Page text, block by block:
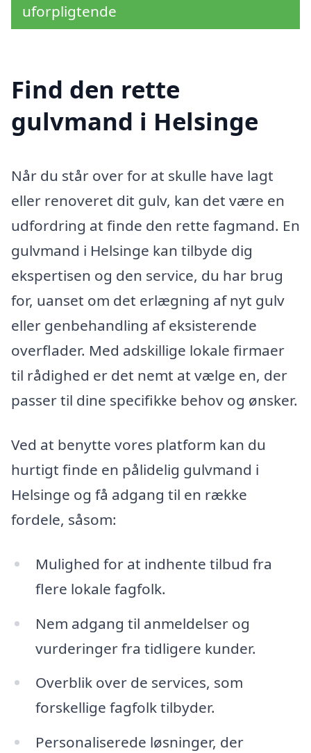
uforpligtende
Find den rette
gulvmand i Helsinge
Når du står over for at skulle have lagt
eller renoveret dit gulv, kan det være en
udfordring at finde den rette fagmand. En
gulvmand i Helsinge kan tilbyde dig
ekspertisen og den service, du har brug
for, uanset om det erlægning af nyt gulv
eller genbehandling af eksisterende
overflader. Med adskillige lokale firmaer
til rådighed er det nemt at vælge en, der
passer til dine specifikke behov og ønsker.
Ved at benytte vores platform kan du
hurtigt finde en pålidelig gulvmand i
Helsinge og få adgang til en række
fordele, såsom:
Mulighed for at indhente tilbud fra
flere lokale fagfolk.
Nem adgang til anmeldelser og
vurderinger fra tidligere kunder.
Overblik over de services, som
forskellige fagfolk tilbyder.
Personaliserede løsninger, der